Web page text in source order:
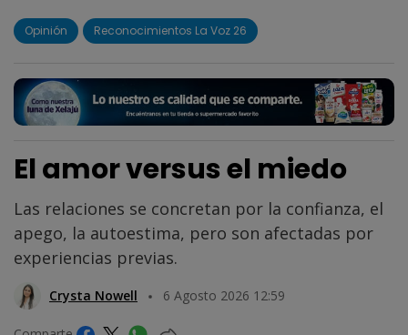
Opinión Reconocimientos La Voz 26
El amor versus el miedo
Las relaciones se concretan por la confianza, el
apego, la autoestima, pero son afectadas por
experiencias previas.
Crysta Nowell 6 Agosto 2026 12:59